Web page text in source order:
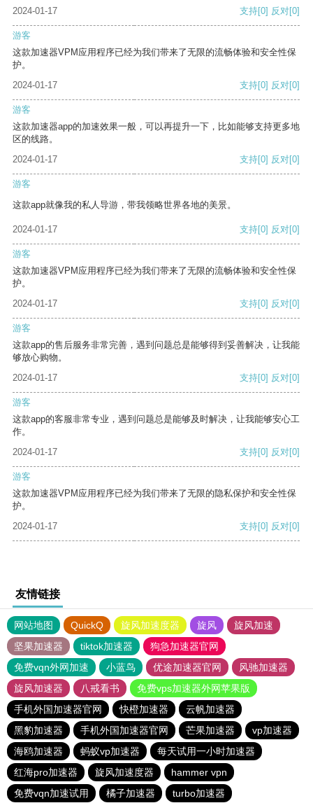
2024-01-17
支持[0] 反对[0]
游客
这款加速器VPM应用程序已经为我们带来了无限的流畅体验和安全性保
护。
2024-01-17
支持[0] 反对[0]
游客
这款加速器app的加速效果一般，可以再提升一下，比如能够支持更多地
区的线路。
2024-01-17
支持[0] 反对[0]
游客
这款app就像我的私人导游，带我领略世界各地的美景。
2024-01-17 支持[0] 反对[0]
游客
这款加速器VPM应用程序已经为我们带来了无限的流畅体验和安全性保
护。
2024-01-17
支持[0] 反对[0]
游客
这款app的售后服务非常完善，遇到问题总是能够得到妥善解决，让我能
够放心购物。
2024-01-17
支持[0] 反对[0]
游客
这款app的客服非常专业，遇到问题总是能够及时解决，让我能够安心工
作。
2024-01-17
支持[0] 反对[0]
游客
这款加速器VPM应用程序已经为我们带来了无限的隐私保护和安全性保
护。
2024-01-17
支持[0] 反对[0]
友情链接
网站地图 QuickQ 旋风加速度器 旋风
旋风加速
坚果加速器
tiktok加速器
狗急加速器官网
免费vqn外网加速
小蓝鸟 优途加速器官网
风驰加速器
旋风加速器
八戒看书
免费vps加速器外网苹果版
手机外国加速器官网
快橙加速器
云帆加速器
黑豹加速器
手机外国加速器官网 芒果加速器
vp加速器
海鸥加速器
蚂蚁vp加速器
每天试用一小时加速器
红海pro加速器
旋风加速度器
hammer vpn
免费vqn加速试用
橘子加速器 turbo加速器